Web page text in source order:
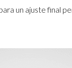
un ajuste final